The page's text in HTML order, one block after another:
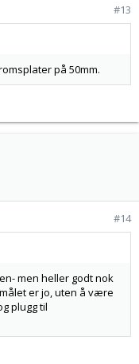
#13
på 50mm.
#14
men heller godt nok
er jo, uten å være
plugg til